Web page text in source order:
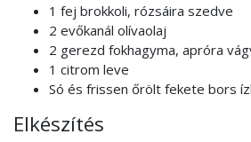
1 fej brokkoli, rózsáira szedve
2 evőkanál olívaolaj
2 gerezd fokhagyma, apróra
1 citrom leve
Só és frissen őrölt fekete bors
Elkészítés